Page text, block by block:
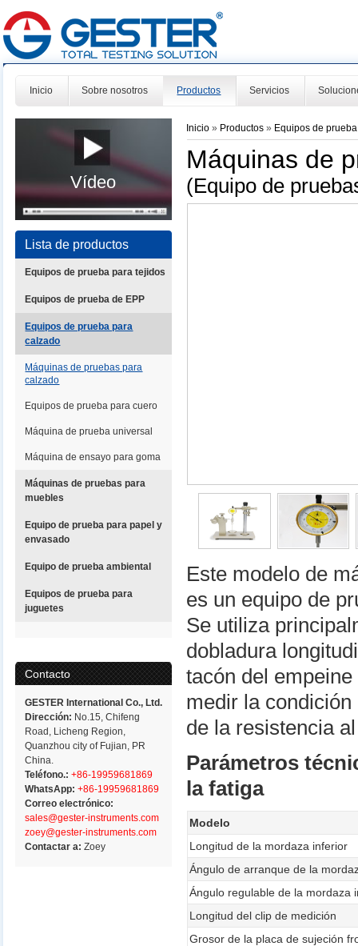
Inicio Sobre nosotros Productos Servicios
Vídeo
Lista de productos
Equipos de prueba para tejidos
Equipos de prueba de EPP
Equipos de prueba para
calzado
Máquinas de pruebas para
calzado
Equipos de prueba para cuero
Máquina de prueba universal
Máquina de ensayo para goma
Máquinas de pruebas para
muebles
Equipo de prueba para papel y
envasado
Equipo de prueba ambiental
Equipos de prueba para
juguetes
Contacto
GESTER International Co., Ltd.
Dirección: No.15, Chifeng
Road, Licheng Region,
Quanzhou city of Fujian, PR
China.
Teléfono.: +86-19959681869
WhatsApp: +86-19959681869
Correo electrónico:
sales@gester-instruments.com
zoey@gester-instruments.com
Contactar a:Zoey
Inicio » Productos» Equipos de
Máquinas de
(Equipo de
Este modelo de
es un equipo de
Se utiliza
dobladura
tacón del
medir la
de la resistencia
Parámetros
la fatiga
Modelo
Longitud de la mordaza inferior
Ángulo de arranque de la
Ángulo regulable de la mordaza
Longitud del clip de medición
Grosor de la placa de sujeción